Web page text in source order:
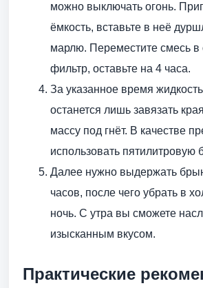
можно выключать огонь.
ёмкость, вставьте в неё
марлю. Переместите смесь в
фильтр, оставьте на 4 часа.
За указанное время
останется лишь завязать
массу под гнёт. В качестве
использовать пятилитровую
Далее нужно выдержать
часов, после чего убрать в
ночь. С утра вы сможете
изысканным вкусом.
Практические